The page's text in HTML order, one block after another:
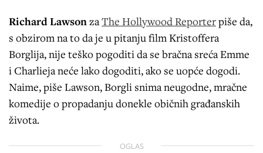
Richard LawsonzaThe Hollywood Reporterpiše da,
s obzirom na to da je u pitanju film Kristoffera
Borglija, nije teško pogoditi da se bračna sreća Emme
i Charlieja neće lako dogoditi, ako se uopće dogodi.
Naime, piše Lawson, Borgli snima neugodne, mračne
komedije o propadanju donekle običnih građanskih
života.
OGLAS